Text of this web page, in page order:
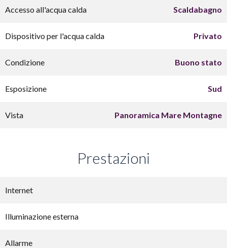
Accesso all'acqua calda Scaldabagno
Dispositivo per l'acqua calda Privato
Condizione Buono stato
Esposizione Sud
Vista Panoramica Mare Montagne
Prestazioni
Internet
Illuminazione esterna
Allarme